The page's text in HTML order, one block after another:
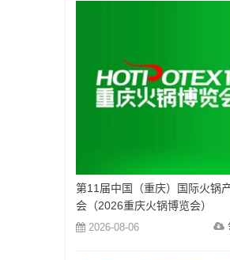
第11届中国（重庆）国际火锅
会（2026重庆火锅博览会）
2026-08-06